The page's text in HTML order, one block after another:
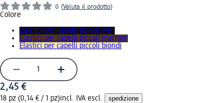
0 (Valuta il prodotto)
Colore
Elastici per capelli piccoli neri
Elastici per capelli piccoli marroni
Elastici per capelli piccoli biondi
2,45 €
18 pz (0,14 € / 1 pz)incl. IVA escl. spedizione